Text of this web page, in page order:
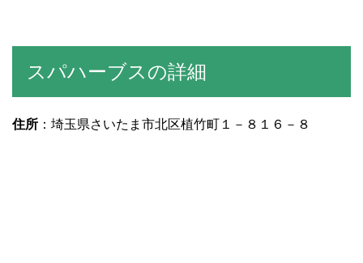
スパハーブスの詳細
住所 ：埼玉県さいたま市北区植竹町１－８１６－８